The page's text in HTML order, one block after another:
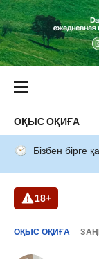
ОҚЫС ОҚИҒА
Бізбен бірге
18+
ОҚЫС ОҚИҒА